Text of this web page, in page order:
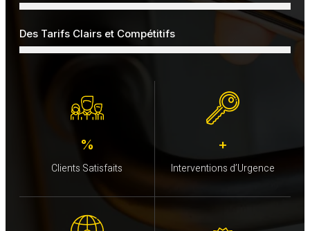
Des Tarifs Clairs et Compétitifs
%
Clients Satisfaits
+
Interventions d’Urgence